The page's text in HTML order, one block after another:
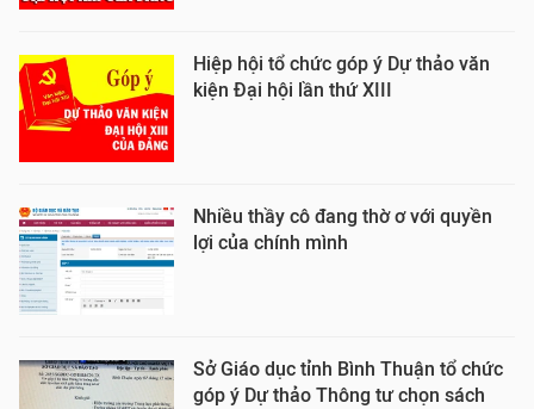
Hiệp hội tổ chức góp ý Dự thảo văn
kiện Đại hội lần thứ XIII
Nhiều thầy cô đang thờ ơ với quyền
lợi của chính mình
Sở Giáo dục tỉnh Bình Thuận tổ chức
góp ý Dự thảo Thông tư chọn sách